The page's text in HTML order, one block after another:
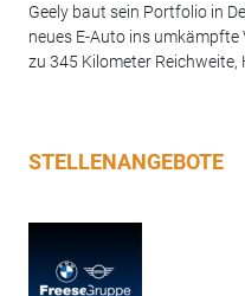
Geely baut sein Portfolio in
neues E-Auto ins umkämpfte
zu 345 Kilometer Reichweite,
STELLENANGEBOTE